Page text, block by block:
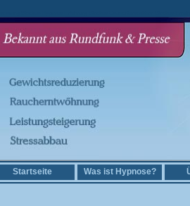
Startseite Was ist Hypnose?